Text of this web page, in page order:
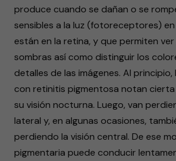
produce cuando se dañan o se
sensibles a la luz (fotoreceptores)
están en la retina, y que permiten ver
sombras así como distinguir los
detalles de las imágenes. Al
con retinitis pigmentosa notan
su visión nocturna. Luego, van
lateral y, en algunas ocasiones,
perdiendo la visión central. De ese
pigmentaria puede conducir